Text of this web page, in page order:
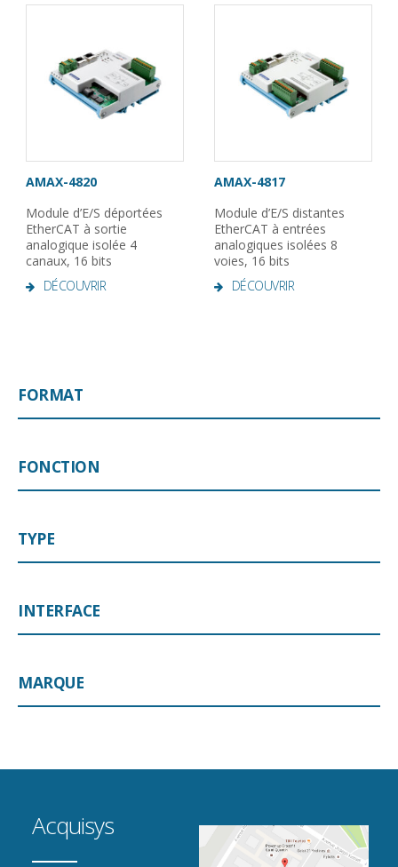
AMAX-4820
Module d’E/S déportées
EtherCAT à sortie
analogique isolée 4
canaux, 16 bits
DÉCOUVRIR
AMAX-4817
Module d’E/S distantes
EtherCAT à entrées
analogiques isolées 8
voies, 16 bits
DÉCOUVRIR
FORMAT
FONCTION
TYPE
INTERFACE
MARQUE
Acquisys